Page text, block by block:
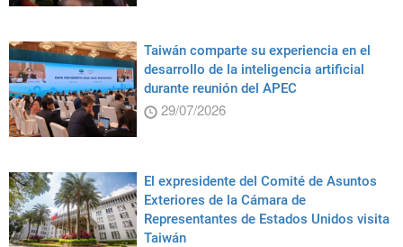
Taiwán comparte su experiencia en el
desarrollo de la inteligencia artificial
durante reunión del APEC
29/07/2026
El expresidente del Comité de Asuntos
Exteriores de la Cámara de
Representantes de Estados Unidos visita
Taiwán